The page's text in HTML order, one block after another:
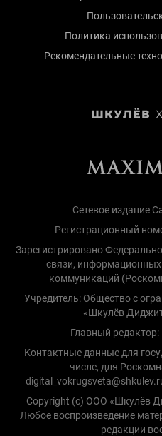
Политика
Рекомендательные
Сетевое издание
Регистрационный
Зарегистрировано
связи,
коммуникаций
Учредитель: Общество с
«Шкулёв
Главный
Контактные данные для
числе, для
Copyright (с) ООО «Шкулёв
Любое воспроизведение
редакции